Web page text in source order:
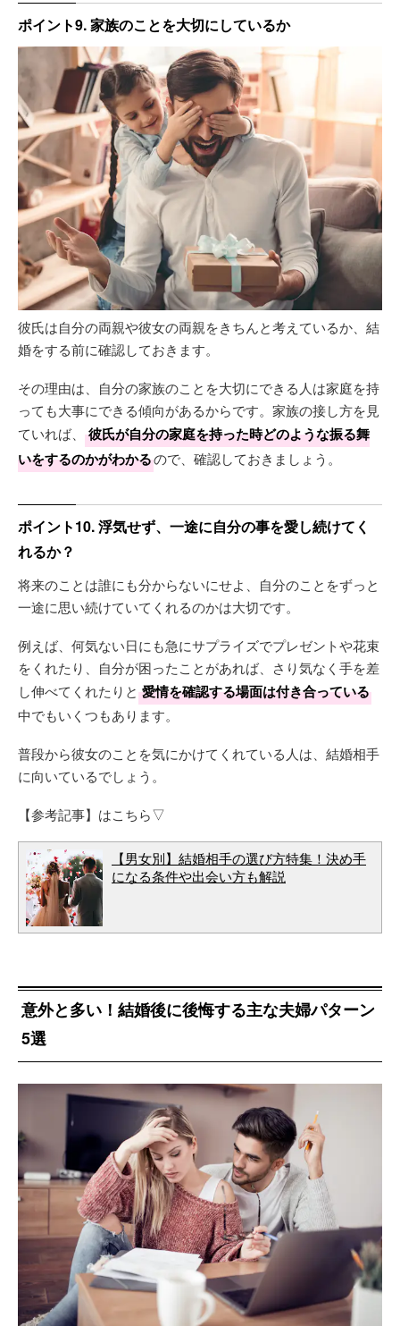
ポイント9. 家族のことを大切にしているか
彼氏は自分の両親や彼女の両親をきちんと考えているか、結
婚をする前に確認しておきます。
その理由は、自分の家族のことを大切にできる人は家庭を持
っても大事にできる傾向があるからです。家族の接し方を見
ていれば、
彼氏が自分の家庭を持った時どのような振る舞
いをするのかがわかるので、確認しておきましょう。
ポイント10. 浮気せず、一途に自分の事を愛し続けてく
れるか？
将来のことは誰にも分からないにせよ、自分のことをずっと
一途に思い続けていてくれるのかは大切です。
例えば、何気ない日にも急にサプライズでプレゼントや花束
をくれたり、自分が困ったことがあれば、さり気なく手を差
し伸べてくれたりと 愛情を確認する場面は付き合っている
中でもいくつもあります。
普段から彼女のことを気にかけてくれている人は、結婚相手
に向いているでしょう。
【参考記事】はこちら▽
【男女別】結婚相手の選び方特集！決め手
になる条件や出会い方も解説
意外と多い！結婚後に後悔する主な夫婦パターン
5選